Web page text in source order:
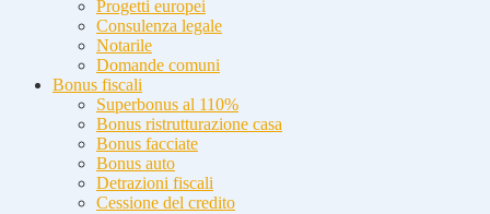
Progetti europei
Consulenza legale
Notarile
Domande comuni
Bonus fiscali
Superbonus al 110%
Bonus ristrutturazione casa
Bonus facciate
Bonus auto
Detrazioni fiscali
Cessione del credito